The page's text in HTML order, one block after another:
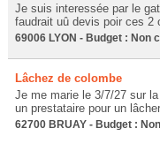
Je suis interessée par le
faudrait uû devis poir ces 2
69006 LYON - Budget : Non
Lâchez de colombe
Je me marie le 3/7/27 sur
un prestataire pour un
62700 BRUAY - Budget :